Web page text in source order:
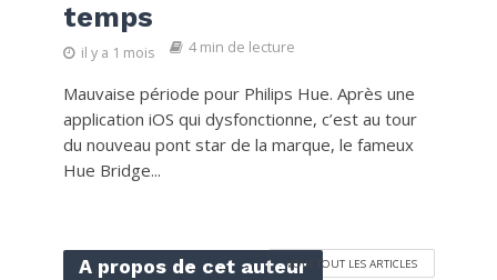
temps
il y a 1 mois 4 min de lecture
Mauvaise période pour Philips Hue. Après une
application iOS qui dysfonctionne, c’est au tour
du nouveau pont star de la marque, le fameux
Hue Bridge...
A propos de cet auteurVOIR TOUT LES ARTICLES